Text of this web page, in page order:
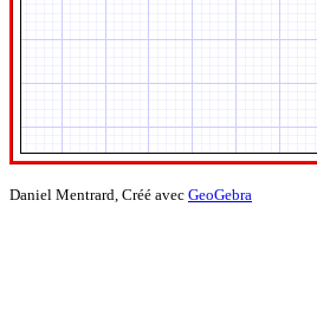
Daniel Mentrard, Créé avec GeoGebra